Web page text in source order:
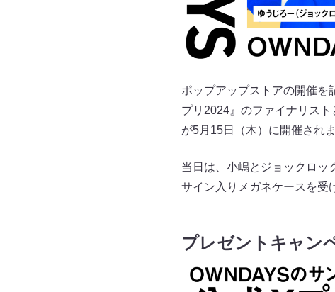
ポップアップストアの開催を
プリ2024』のファイナリス
が5月15日（木）に開催されま
当日は、小嶋とジョックロッ
サイン入りメガネケースを受
プレゼントキャン